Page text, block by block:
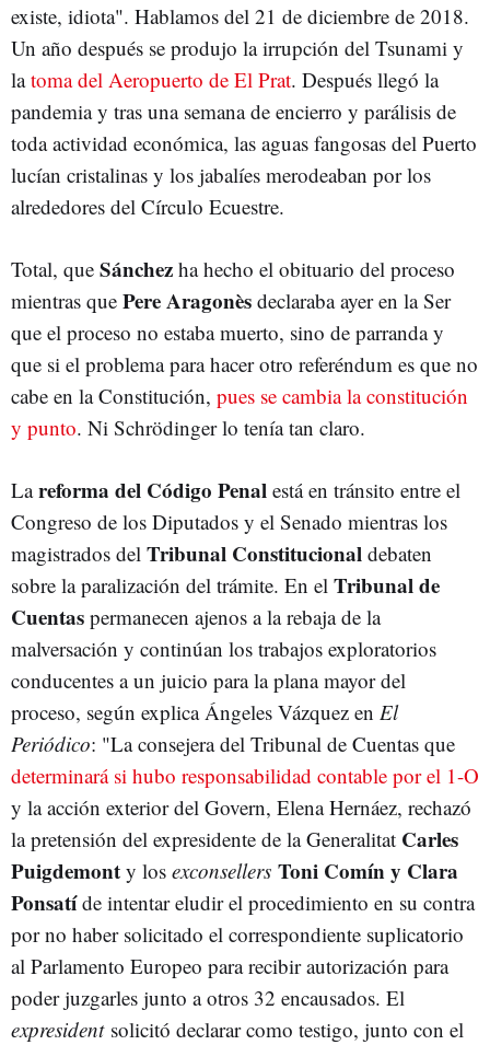
existe, idiota". Hablamos del 21 de diciembre de 2018.
Un año después se produjo la irrupción del Tsunami y
latoma del Aeropuerto de El Prat. Después llegó la
pandemia y tras una semana de encierro y parálisis de
toda actividad económica, las aguas fangosas del Puerto
lucían cristalinas y los jabalíes merodeaban por los
alrededores del Círculo Ecuestre.
Total, que Sánchez ha hecho el obituario del proceso
mientras que Pere Aragonès declaraba ayer en la Ser
que el proceso no estaba muerto, sino de parranda y
que si el problema para hacer otro referéndum es que no
cabe en la Constitución, pues se cambia la constitución
y punto. Ni Schrödinger lo tenía tan claro.
Lareforma del Código Penal está en tránsito entre el
Congreso de los Diputados y el Senado mientras los
magistrados del Tribunal Constitucional debaten
sobre la paralización del trámite. En el Tribunal de
Cuentas permanecen ajenos a la rebaja de la
malversación y continúan los trabajos exploratorios
conducentes a un juicio para la plana mayor del
proceso, según explica Ángeles Vázquez en El
Periódico: "La consejera del Tribunal de Cuentas que
determinará si hubo responsabilidad contable por el 1-O
y la acción exterior del Govern, Elena Hernáez, rechazó
la pretensión del expresidente de la Generalitat Carles
Puigdemont y los exconsellers Toni Comín y Clara
Ponsatíde intentar eludir el procedimiento en su contra
por no haber solicitado el correspondiente suplicatorio
al Parlamento Europeo para recibir autorización para
poder juzgarles junto a otros 32 encausados. El
expresident solicitó declarar como testigo, junto con el